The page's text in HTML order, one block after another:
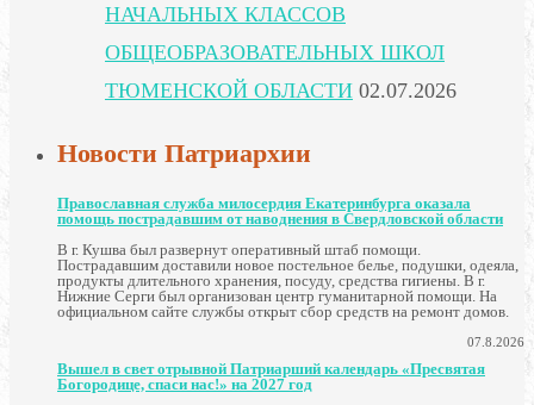
НАЧАЛЬНЫХ КЛАССОВ
ОБЩЕОБРАЗОВАТЕЛЬНЫХ ШКОЛ
ТЮМЕНСКОЙ ОБЛАСТИ 02.07.2026
Новости Патриархии
Православная служба милосердия Екатеринбурга оказала
помощь пострадавшим от наводнения в Свердловской области
В г. Кушва был развернут оперативный штаб помощи.
Пострадавшим доставили новое постельное белье, подушки, одеяла,
продукты длительного хранения, посуду, средства гигиены. В г.
Нижние Серги был организован центр гуманитарной помощи. На
официальном сайте службы открыт сбор средств на ремонт домов.
07.8.2026
Вышел в свет отрывной Патриарший календарь «Пресвятая
Богородице, спаси нас!» на 2027 год